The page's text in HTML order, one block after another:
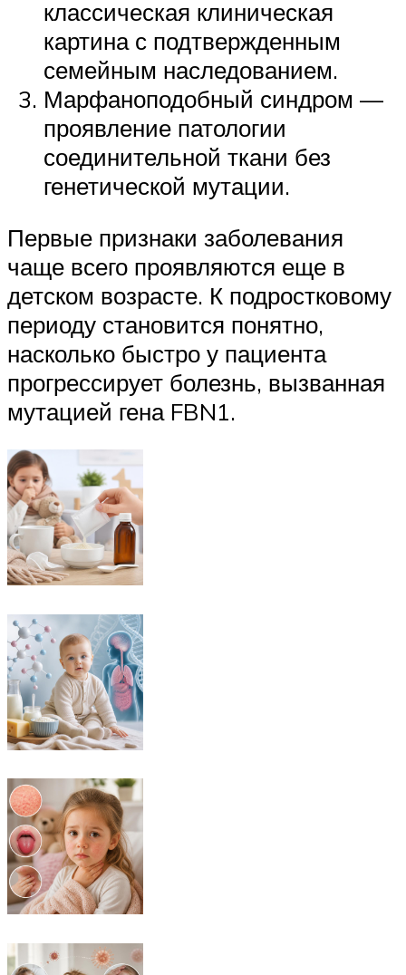
классическая клиническая
картина с подтвержденным
семейным наследованием.
Марфаноподобный синдром —
проявление патологии
соединительной ткани без
генетической мутации.
Первые признаки заболевания
чаще всего проявляются еще в
детском возрасте. К подростковому
периоду становится понятно,
насколько быстро у пациента
прогрессирует болезнь, вызванная
мутацией гена FBN1.